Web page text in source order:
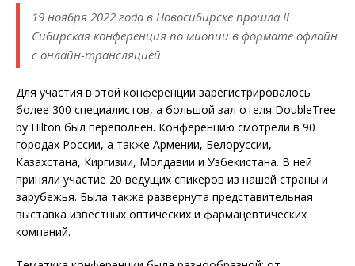
19 ноября 2022 года в Новосибирске прошла II
Сибирская конференция по миопии в формате офлайн
с онлайн-трансляцией
Для участия в этой конференции зарегистрировалось
более 300 специалистов, а большой зал отеля DoubleTree
by Hilton был переполнен. Конференцию смотрели в 90
городах России, а также Армении, Белоруссии,
Казахстана, Киргизии, Молдавии и Узбекистана. В ней
приняли участие 20 ведущих спикеров из нашей страны и
зарубежья. Была также развернута представительная
выставка известных оптических и фармацевтических
компаний.